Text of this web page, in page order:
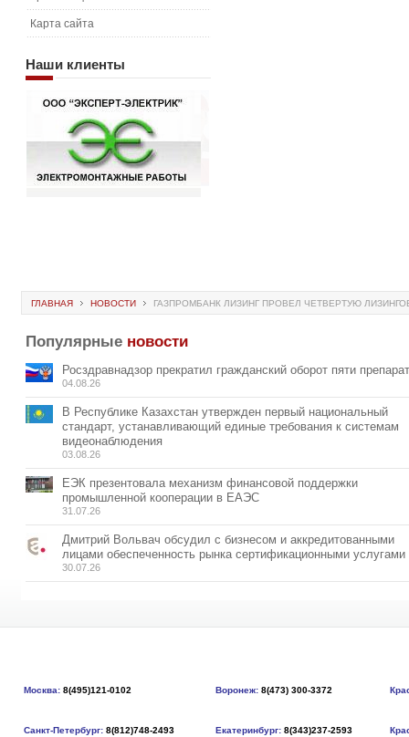
Карта сайта
Наши клиенты
ГЛАВНАЯ НОВОСТИ ГАЗПРОМБАНК ЛИЗИНГ ПРОВЕЛ ЧЕТВЕРТУЮ
Популярные новости
Росздравнадзор прекратил гражданский оборот пяти
04.08.26
В Республике Казахстан утвержден первый национальный
стандарт, устанавливающий единые требования к системам
видеонаблюдения
03.08.26
ЕЭК презентовала механизм финансовой поддержки
промышленной кооперации в ЕАЭС
31.07.26
Дмитрий Вольвач обсудил с бизнесом и аккредитованными
лицами обеспеченность рынка сертификационными услугами
30.07.26
Москва: 8(495)121-0102 Воронеж: 8(473) 300-3372
Санкт-Петербург: 8(812)748-2493 Екатеринбург: 8(343)237-2593